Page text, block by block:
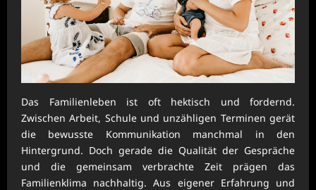
Das Familienleben ist oft hektisch und fordernd.
Zwischen Arbeit, Schule und unzähligen Terminen gerät
die bewusste Kommunikation manchmal in den
Hintergrund. Doch gerade die Qualität der Gespräche
und die gemeinsam verbrachte Zeit prägen das
Familienklima nachhaltig. Aus eigener Erfahrung und